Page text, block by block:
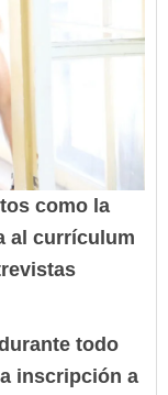
como la
al currículum
todo
inscripción a